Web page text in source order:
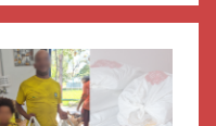
d
e
S
a